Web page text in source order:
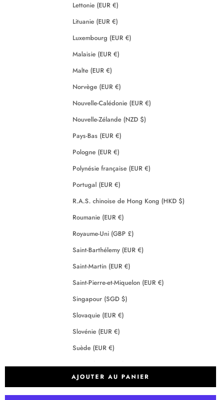
AJOUTER AU PANIER
Lettonie (EUR €)
Lituanie (EUR €)
Luxembourg (EUR €)
Malaisie (EUR €)
Malte (EUR €)
Norvège (EUR €)
Nouvelle-Calédonie (EUR €)
Nouvelle-Zélande (NZD $)
Pays-Bas (EUR €)
Pologne (EUR €)
Polynésie française (EUR €)
Portugal (EUR €)
R.A.S. chinoise de Hong Kong (HKD $)
Roumanie (EUR €)
Royaume-Uni (GBP £)
Saint-Barthélemy (EUR €)
Saint-Martin (EUR €)
Saint-Pierre-et-Miquelon (EUR €)
Singapour (SGD $)
Slovaquie (EUR €)
Slovénie (EUR €)
Suède (EUR €)
Suisse (CHF CHF)
Tchéquie (EUR €)
Terres australes françaises (EUR €)